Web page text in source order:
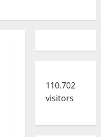
110.702
visitors